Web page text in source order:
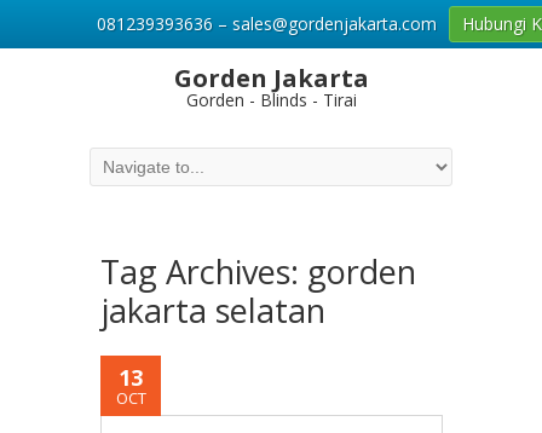
Gorden Jakarta
Gorden - Blinds - Tirai
Tag Archives: gorden
jakarta selatan
13
OCT
081239393636 – sales@gordenjakarta.com Hubungi